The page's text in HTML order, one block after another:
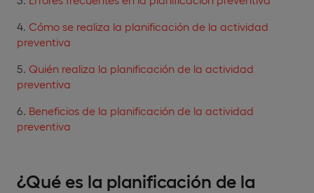
Cómo se realiza la planificación de la actividad
preventiva
Quién realiza la planificación de la actividad
preventiva
Beneficios de la planificación de la actividad
preventiva
¿Qué es la planificación de la